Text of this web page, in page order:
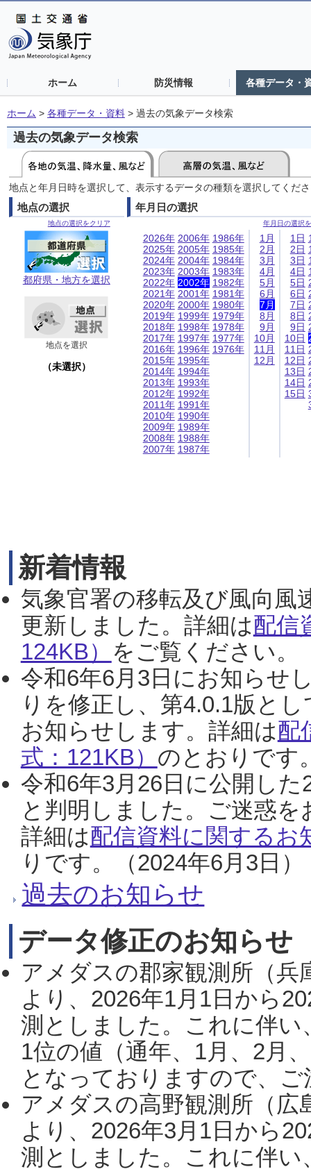
ホーム 防災情報 各種データ・
ホーム > 各種データ・資料 > 過去の気象データ検索
過去の気象データ検索
地点と年月日時を選択して、表示するデータの種類を選択してくだ
地点の選択
地点の選択をクリア
都府県・地方を選択
地点を選択
（未選択）
年月日の選択
年月日の選択
2026年
2025年
2024年
2023年
2022年
2021年
2020年
2019年
2018年
2017年
2016年
2015年
2014年
2013年
2012年
2011年
2010年
2009年
2008年
2007年
2006年
2005年
2004年
2003年
2002年
2001年
2000年
1999年
1998年
1997年
1996年
1995年
1994年
1993年
1992年
1991年
1990年
1989年
1988年
1987年
1986年
1985年
1984年
1983年
1982年
1981年
1980年
1979年
1978年
1977年
1976年
1月
2月
3月
4月
5月
6月
7月
8月
9月
10月
11月
12月
1日
2日
3日
4日
5日
6日
7日
8日
9日
10日
11日
12日
13日
14日
15日
新着情報
気象官署の移転及び風向風
更新しました。詳細は配信
124KB） をご覧ください。
令和6年6月3日にお知らせ
りを修正し、第4.0.1版と
お知らせします。詳細は配
式：121KB） のとおりです
令和6年3月26日に公開し
と判明しました。ご迷惑
詳細は配信資料に関するお
りです。（2024年6月3日）
過去のお知らせ
データ修正のお知らせ
アメダスの郡家観測所（
より、2026年1月1日から
測としました。これに伴い
1位の値（通年、1月、2月
となっておりますので、
アメダスの高野観測所（
より、2026年3月1日から
測としました。これに伴い